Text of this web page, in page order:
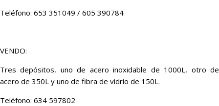
Teléfono: 653 351049 / 605 390784
VENDO:
Tres depósitos, uno de acero inoxidable de 1000L, otro de
acero de 350L y uno de fibra de vidrio de 150L.
Teléfono: 634 597802